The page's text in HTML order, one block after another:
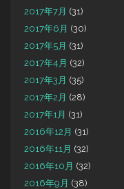
2017年7月 (31)
2017年6月 (30)
2017年5月 (31)
2017年4月 (32)
2017年3月 (35)
2017年2月 (28)
2017年1月 (31)
2016年12月 (31)
2016年11月 (32)
2016年10月 (32)
2016年9月 (38)